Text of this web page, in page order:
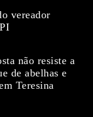
vereador
não resiste a
de abelhas e
Teresina